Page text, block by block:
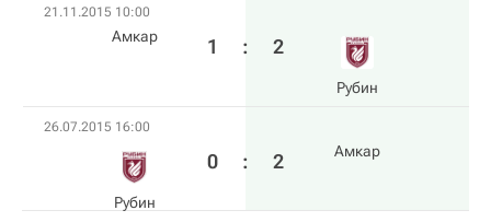
21.11.2015 10:00
Амкар 1 : 2
Рубин
26.07.2015 16:00
Рубин
0 : 2 Амкар